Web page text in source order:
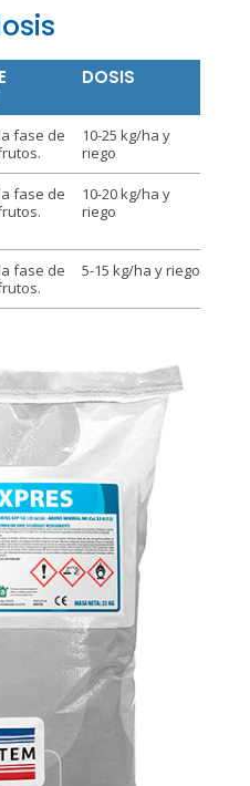
DOSIS
fase de
10-25 kg/ha y
riego
fase de
10-20 kg/ha y
riego
fase de
5-15 kg/ha y riego